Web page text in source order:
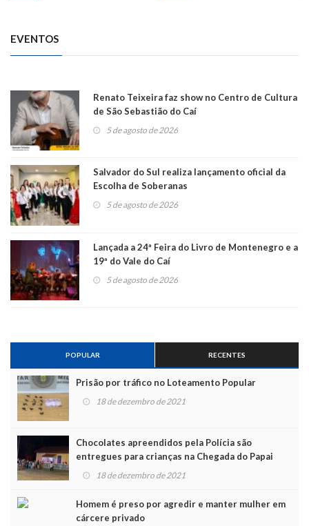
EVENTOS
Renato Teixeira faz show no Centro de Cultura
de São Sebastião do Caí
5 de agosto de 2026
Salvador do Sul realiza lançamento oficial da
Escolha de Soberanas
5 de agosto de 2026
Lançada a 24ª Feira do Livro de Montenegro e a
19ª do Vale do Caí
5 de agosto de 2026
POPULAR RECENTES
Prisão por tráfico no Loteamento Popular
18 de dezembro de 2021
Chocolates apreendidos pela Polícia são
entregues para crianças na Chegada do Papai
Noel
18 de dezembro de 2021
Homem é preso por agredir e manter mulher em
cárcere privado